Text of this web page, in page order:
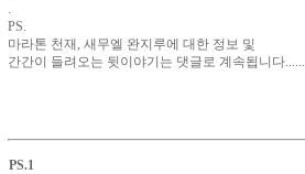
.
PS.
마라톤 천재, 새무엘 완지루에 대한 정보 및
간간이 들려오는 뒷이야기는 댓글로 계속됩니다......
PS.1